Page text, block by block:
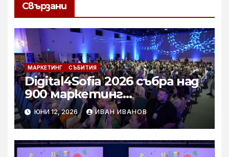
Свързани
МАРКЕТИНГ СЪБИТИЯ
Digital4Sofia 2026 събра над
900 маркетинг
специалисти и бизнес
лидери в София Тех Парк
ЮНИ 12, 2026 ИВАН ИВАНОВ